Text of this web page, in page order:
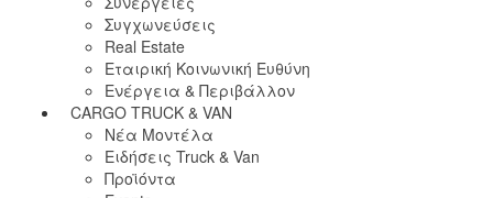
Συγχωνεύσεις
Real Estate
Εταιρική Κοινωνική Ευθύνη
Ενέργεια & Περιβάλλον
CARGO TRUCK & VAN
Νέα Μοντέλα
Ειδήσεις Truck & Van
Προϊόντα